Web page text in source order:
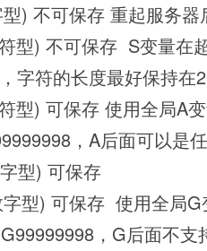
) 不可保存 重起服务
型) 不可保存 S变量在
字符的长度最好保持在
型) 可保存 使用全局A
，A后面可以是
型) 可保存
型) 可保存 使用全局
，G后面不支